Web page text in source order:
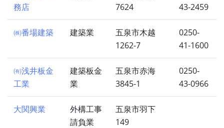
務店
7624
43-2459
㈱番場建築 建築業
五泉市木越
1262-7
0250-
41-1600
㈲浅井板金
工業
建築板金
業
五泉市赤海
3845-1
0250-
43-0966
大関興業
外構工事
請負業
五泉市羽下
149